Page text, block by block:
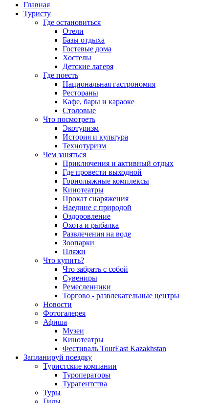
Главная
Туристу
Где остановиться
Отели
Базы отдыха
Гостевые дома
Хостелы
Детские лагеря
Где поесть
Национальная гастрономия
Рестораны
Кафе, бары и караоке
Столовые
Что посмотреть
Экотуризм
История и культура
Технотуризм
Чем заняться
Приключения и активный отдых
Где провести выходной
Горнолыжные комплексы
Кинотеатры
Прокат снаряжения
Наедине с природой
Оздоровление
Охота и рыбалка
Развлечения на воде
Зоопарки
Пляжи
Что купить?
Что забрать с собой
Сувениры
Ремесленники
Торгово - развлекательные центры
Новости
Фотогалерея
Афиша
Музеи
Кинотеатры
Фестиваль TourEast Kazakhstan
Запланируй поездку
Туристские компании
Туроператоры
Турагентства
Туры
Гиды